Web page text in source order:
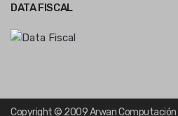
DATA FISCAL
Copyright © 2009 Arwan Computación